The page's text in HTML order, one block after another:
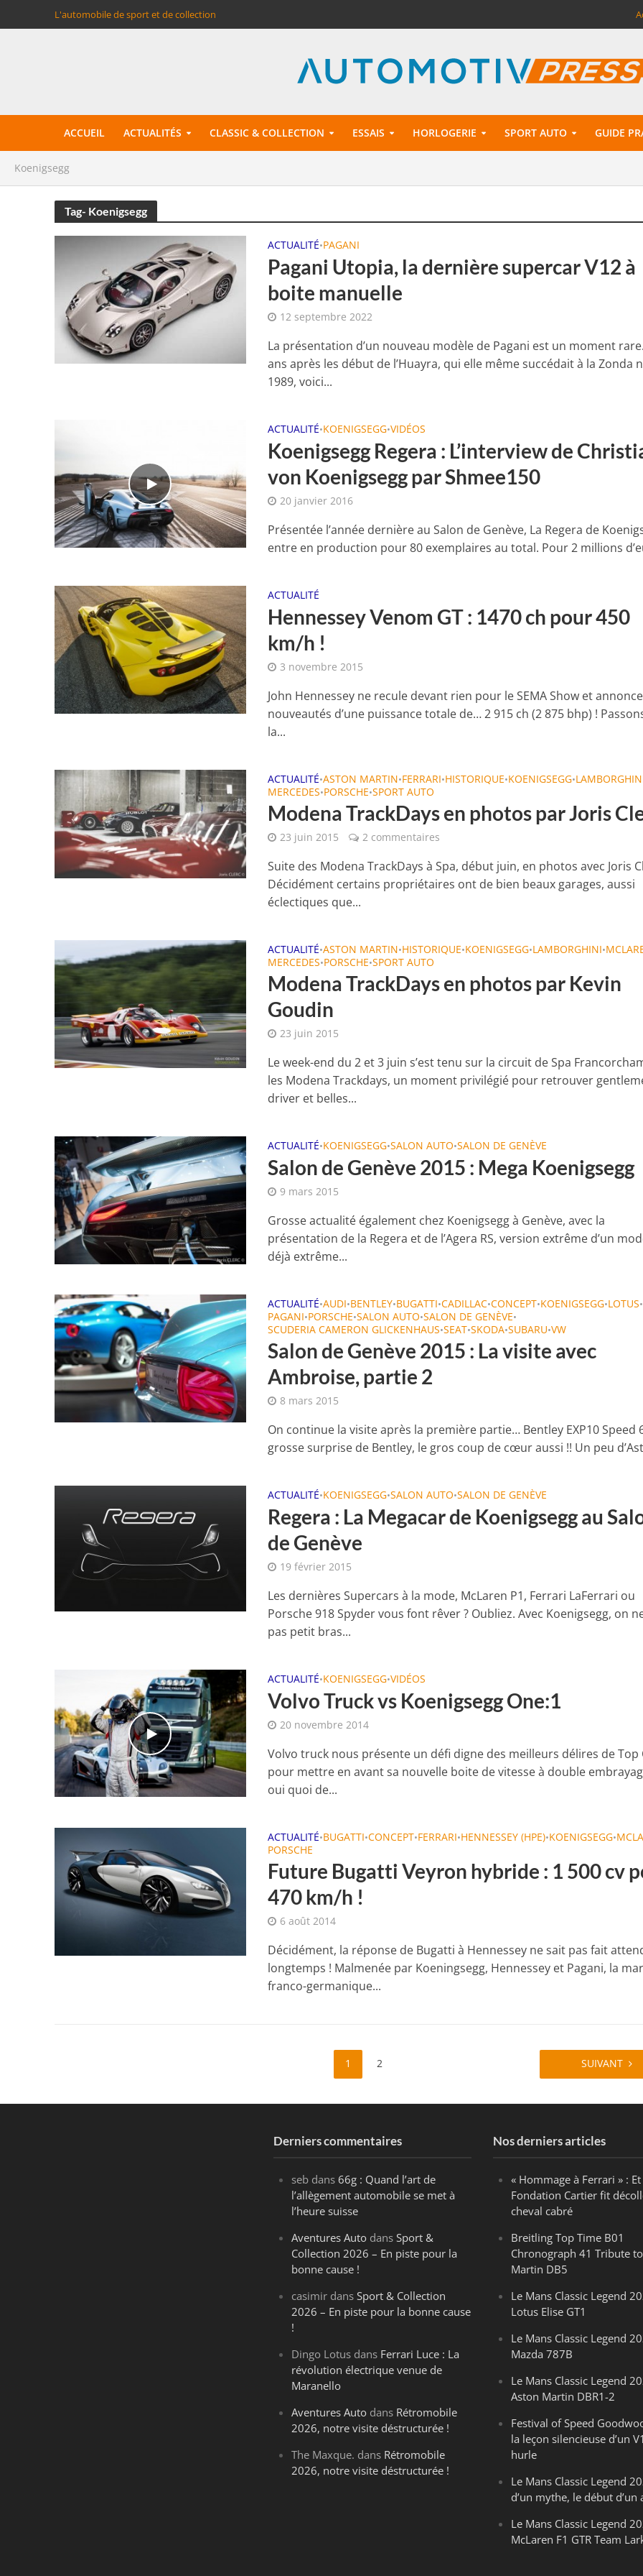
L'automobile de sport et de collection
ACCUEIL ACTUALITÉS CLASSIC & COLLECTION ESSAIS HORLOGERIE SPORT AUTO GUIDE
Koenigsegg
Tag- Koenigsegg
ACTUALITÉ•PAGANI
Pagani Utopia, la dernière supercar V12 à
boite manuelle
12 septembre 2022
La présentation d’un nouveau modèle de Pagani est un moment
ans après les début de l’Huayra, qui elle même succédait à la Zonda
1989, voici...
ACTUALITÉ•KOENIGSEGG•VIDÉOS
Koenigsegg Regera : L’interview de
von Koenigsegg par Shmee150
20 janvier 2016
Présentée l’année dernière au Salon de Genève, La Regera de
entre en production pour 80 exemplaires au total. Pour 2 millions
ACTUALITÉ
Hennessey Venom GT : 1470 ch pour 450
km/h !
3 novembre 2015
John Hennessey ne recule devant rien pour le SEMA Show et
nouveautés d’une puissance totale de… 2 915 ch (2 875 bhp) !
la...
ACTUALITÉ•ASTON MARTIN•FERRARI•HISTORIQUE•KOENIGSEGG•
MERCEDES•PORSCHE•SPORT AUTO
Modena TrackDays en photos par Joris
23 juin 2015 2 commentaires
Suite des Modena TrackDays à Spa, début juin, en photos avec Joris
Décidément certains propriétaires ont de bien beaux garages, aussi
éclectiques que...
ACTUALITÉ•ASTON MARTIN•HISTORIQUE•KOENIGSEGG•LAMBORGHINI•
MERCEDES•PORSCHE•SPORT AUTO
Modena TrackDays en photos par Kevin
Goudin
23 juin 2015
Le week-end du 2 et 3 juin s’est tenu sur la circuit de Spa
les Modena Trackdays, un moment privilégié pour retrouver
driver et belles...
ACTUALITÉ•KOENIGSEGG•SALON AUTO•SALON DE GENÈVE
Salon de Genève 2015 : Mega Koenigsegg
9 mars 2015
Grosse actualité également chez Koenigsegg à Genève, avec la
présentation de la Regera et de l’Agera RS, version extrême d’un
déjà extrême...
ACTUALITÉ•AUDI•BENTLEY•BUGATTI•CADILLAC•CONCEPT•KOENIGSEGG•LOTUS•
PAGANI•PORSCHE•SALON AUTO•SALON DE GENÈVE•
SCUDERIA CAMERON GLICKENHAUS•SEAT•SKODA•SUBARU•VW
Salon de Genève 2015 : La visite avec
Ambroise, partie 2
8 mars 2015
On continue la visite après la première partie… Bentley EXP10 Speed
grosse surprise de Bentley, le gros coup de cœur aussi !! Un peu
ACTUALITÉ•KOENIGSEGG•SALON AUTO•SALON DE GENÈVE
Regera : La Megacar de Koenigsegg au
de Genève
19 février 2015
Les dernières Supercars à la mode, McLaren P1, Ferrari LaFerrari ou
Porsche 918 Spyder vous font rêver ? Oubliez. Avec Koenigsegg, on
pas petit bras...
ACTUALITÉ•KOENIGSEGG•VIDÉOS
Volvo Truck vs Koenigsegg One:1
20 novembre 2014
Volvo truck nous présente un défi digne des meilleurs délires de Top
pour mettre en avant sa nouvelle boite de vitesse à double
oui quoi de...
ACTUALITÉ•BUGATTI•CONCEPT•FERRARI•HENNESSEY (HPE)•KOENIGSEGG•
PORSCHE
Future Bugatti Veyron hybride : 1 500 cv
470 km/h !
6 août 2014
Décidément, la réponse de Bugatti à Hennessey ne sait pas fait
longtemps ! Malmenée par Koeningsegg, Hennessey et Pagani, la
franco-germanique...
1 2 SUIVANT
Derniers commentaires
seb dans66g : Quand l’art de
l’allègement automobile se met à
l’heure suisse
Aventures Auto dansSport &
Collection 2026 – En piste pour la
bonne cause !
casimir dansSport & Collection
2026 – En piste pour la bonne cause
!
Dingo Lotus dans Ferrari Luce : La
révolution électrique venue de
Maranello
Aventures Auto dans Rétromobile
2026, notre visite déstructurée !
The Maxque. dans Rétromobile
2026, notre visite déstructurée !
Nos derniers articles
« Hommage à Ferrari » : Et
Fondation Cartier fit
cheval cabré
Breitling Top Time B01
Chronograph 41 Tribute
Martin DB5
Le Mans Classic Legend
Lotus Elise GT1
Le Mans Classic Legend
Mazda 787B
Le Mans Classic Legend
Aston Martin DBR1-2
Festival of Speed
la leçon silencieuse d’un
hurle
Le Mans Classic Legend
d’un mythe, le début d’un
Le Mans Classic Legend
McLaren F1 GTR Team